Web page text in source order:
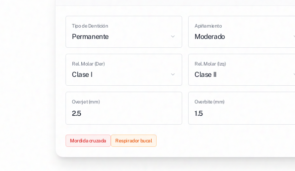
Tipo de Dentición
Permanente
Apiñamiento
Moderado
Rel. Molar (Der)
Clase I
Rel. Molar (Izq)
Clase II
Overjet (mm)
2.5
Overbite (mm)
1.5
Mordida cruzada Respirador bucal